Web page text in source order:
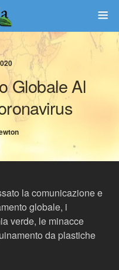
Globale Al
la comunicazione e
globale, i
verde, le minacce
da plastiche